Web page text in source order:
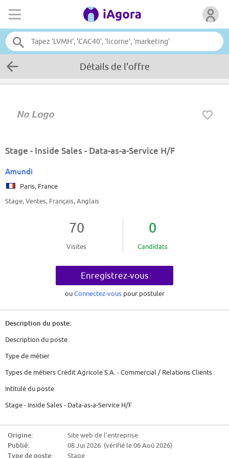
Détails de l'offre
Stage - Inside Sales - Data-as-a-Service H/F
Amundi
Paris, France
Stage, Ventes, Français, Anglais
70
Visites
0
Candidats
Enregistrez-vous
ouConnectez-vous pour postuler
Description du poste:
Description du poste
Type de métier
Types de métiers Crédit Agricole S.A. - Commercial / Relations Clients
Intitulé du poste
Stage - Inside Sales - Data-as-a-Service H/F
Stage
Durée (en mois)
Origine:
Site web de l'entreprise
Publié:
08 Jui 2026 (vérifié le 06 Aoû 2026)
Type de poste:
Stage